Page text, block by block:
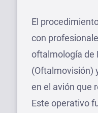
El
con
oftalmología de
(Oftalmovisión)
en el avión que
Este operativo